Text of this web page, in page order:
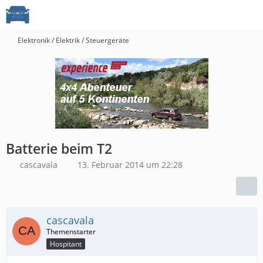
Elektronik / Elektrik / Steuergeräte
Batterie beim T2
cascavala 13. Februar 2014 um 22:28
cascavala
Hospitant